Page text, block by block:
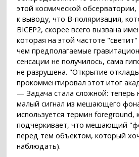
этой космической
к выводу, что B-поляризация,
BICEP2, скорее всего вызвана
которая на этой частоте
чем предполагаемые
сенсации не получилось, сама
не разрушена. "Открытие
прокомментировал этот итог
— Задача стала сложной: теперь
малый сигнал из мешающего
используется термин foreground,
подчеркивает, что мешающий
перед тем объектом, который
наблюдать).